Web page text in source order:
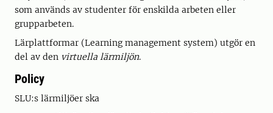
som används av studenter för enskilda arbeten eller
grupparbeten.
Lärplattformar (Learning management system) utgör en
del av den virtuella lärmiljön.
Policy
SLU:s lärmiljöer ska